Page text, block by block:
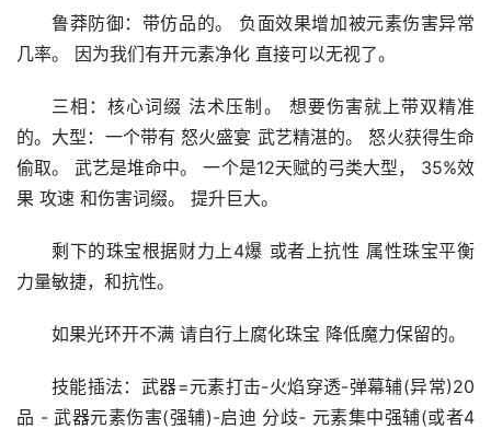
球。 确保了在刷百亢或者 30层变态词缀 遇到巨肉的boss
异常打不满的情况也能够满暴击率。
鲁莽防御：带仿品的。 负面效果增加被元素伤害异常
几率。 因为我们有开元素净化 直接可以无视了。
三相：核心词缀 法术压制。 想要伤害就上带双精准
的。大型：一个带有 怒火盛宴 武艺精湛的。 怒火获得生命
偷取。 武艺是堆命中。 一个是12天赋的弓类大型， 35%效
果 攻速 和伤害词缀。 提升巨大。
剩下的珠宝根据财力上4爆 或者上抗性 属性珠宝平衡
如果光环开不满 请自行上腐化珠宝 降低魔力保留的。